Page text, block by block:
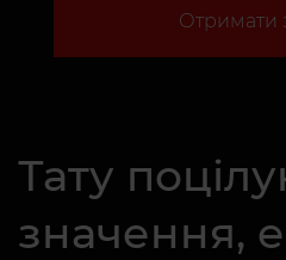
Отримати
Тату
значення,